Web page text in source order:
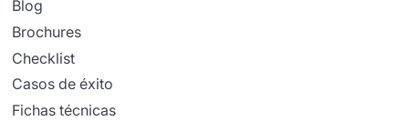
Blog
Brochures
Checklist
Casos de éxito
Fichas técnicas